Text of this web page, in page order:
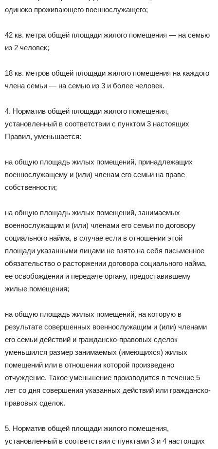
одиноко проживающего военнослужащего;
42 кв. метра общей площади жилого помещения — на семью
из 2 человек;
18 кв. метров общей площади жилого помещения на каждого
члена семьи — на семью из 3 и более человек.
4. Норматив общей площади жилого помещения,
установленный в соответствии с пунктом 3 настоящих
Правил, уменьшается:
на общую площадь жилых помещений, принадлежащих
военнослужащему и (или) членам его семьи на праве
собственности;
на общую площадь жилых помещений, занимаемых
военнослужащим и (или) членами его семьи по договору
социального найма, в случае если в отношении этой
площади указанными лицами не взято на себя письменное
обязательство о расторжении договора социального найма,
ее освобождении и передаче органу, предоставившему
жилые помещения;
на общую площадь жилых помещений, на которую в
результате совершенных военнослужащим и (или) членами
его семьи действий и гражданско-правовых сделок
уменьшился размер занимаемых (имеющихся) жилых
помещений или в отношении которой произведено
отчуждение. Такое уменьшение производится в течение 5
лет со дня совершения указанных действий или гражданско-
правовых сделок.
5. Норматив общей площади жилого помещения,
установленный в соответствии с пунктами 3 и 4 настоящих